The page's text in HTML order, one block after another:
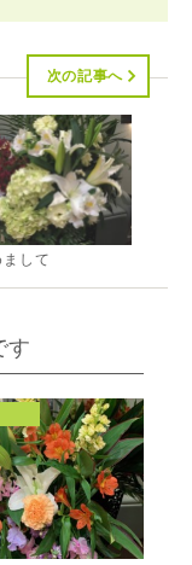
次の記事へ
して
す